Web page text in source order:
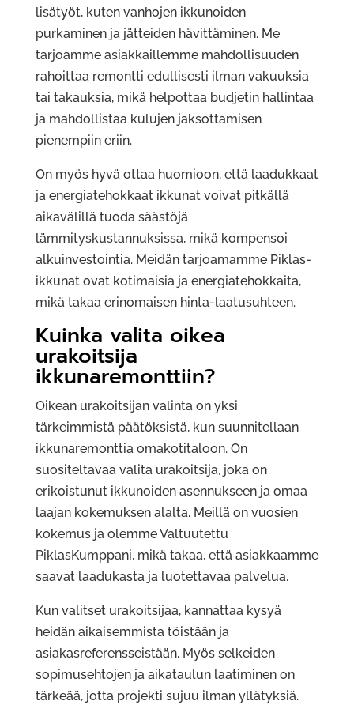
lisätyöt, kuten vanhojen ikkunoiden
purkaminen ja jätteiden hävittäminen. Me
tarjoamme asiakkaillemme mahdollisuuden
rahoittaa remontti edullisesti ilman vakuuksia
tai takauksia, mikä helpottaa budjetin hallintaa
ja mahdollistaa kulujen jaksottamisen
pienempiin eriin.
On myös hyvä ottaa huomioon, että laadukkaat
ja energiatehokkaat ikkunat voivat pitkällä
aikavälillä tuoda säästöjä
lämmityskustannuksissa, mikä kompensoi
alkuinvestointia. Meidän tarjoamamme Piklas-
ikkunat ovat kotimaisia ja energiatehokkaita,
mikä takaa erinomaisen hinta-laatusuhteen.
Kuinka valita oikea
urakoitsija
ikkunaremonttiin?
Oikean urakoitsijan valinta on yksi
tärkeimmistä päätöksistä, kun suunnitellaan
ikkunaremonttia omakotitaloon. On
suositeltavaa valita urakoitsija, joka on
erikoistunut ikkunoiden asennukseen ja omaa
laajan kokemuksen alalta. Meillä on vuosien
kokemus ja olemme Valtuutettu
PiklasKumppani, mikä takaa, että asiakkaamme
saavat laadukasta ja luotettavaa palvelua.
Kun valitset urakoitsijaa, kannattaa kysyä
heidän aikaisemmista töistään ja
asiakasreferensseistään. Myös selkeiden
sopimusehtojen ja aikataulun laatiminen on
tärkeää, jotta projekti sujuu ilman yllätyksiä.